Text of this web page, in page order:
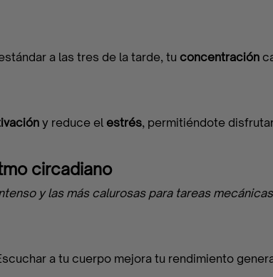
a las tres de la tarde, tu concentración
y reduce el estrés, permitiéndote
circadiano
y las más calurosas para tareas
a tu cuerpo mejora tu rendimiento